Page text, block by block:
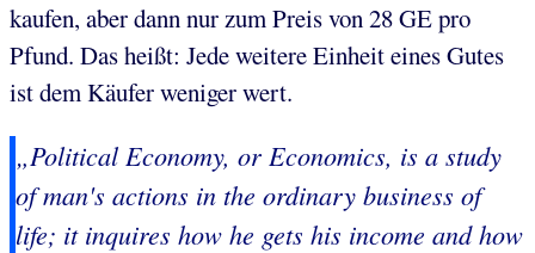
kaufen, aber dann nur zum Preis von 28 GE pro
Pfund. Das heißt: Jede weitere Einheit eines Gutes
ist dem Käufer weniger wert.
„Political Economy, or Economics, is a study
of man's actions in the ordinary business of
life; it inquires how he gets his income and how